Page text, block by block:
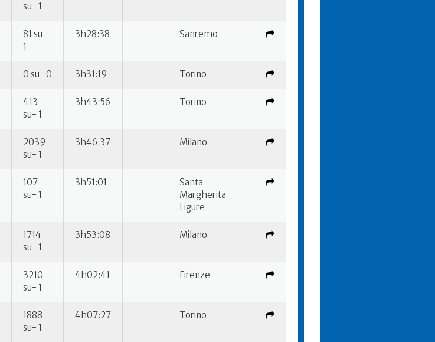
su- 1
81 su-
1
3h28:38 Sanremo
0 su- 0 3h31:19 Torino
413
su- 1
3h43:56 Torino
2039
su- 1
3h46:37 Milano
107
su- 1
3h51:01
Santa
Margherita
Ligure
1714
su- 1
3h53:08 Milano
3210
su- 1
4h02:41 Firenze
1888
su- 1
4h07:27 Torino